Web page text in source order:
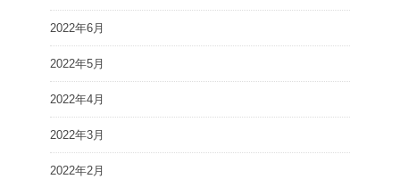
2022年6月
2022年5月
2022年4月
2022年3月
2022年2月